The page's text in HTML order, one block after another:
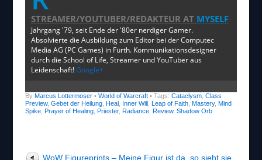
STREAMER/YOUTUBER/REDAKTEURAT MYSELF
Jahrgang '79, seit Ende der '80er nerdiger Gamer.
Absolvierte die Ausbildung zum Editor bei der Computec
Media AG (PC Games) in Fürth. Kommunikationsdesigner
durch die School of Life, Streamer und YouTuber aus
Leidenschaft!Google+
By Marcus Lottermoser• World of Warcraft • Tags: Cataclysm, Class
Preview, Gebet der Heilung, Heal , Inner Will , Leap of Faith, Mastery, Mind
Spike, Prayer of Healing, Priester, Radiance, Review, Shadow Orb
WoW Figureprints – Meine Figur ist da, so sieht sie